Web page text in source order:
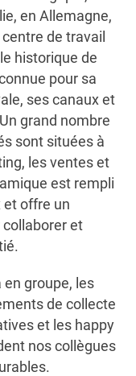
en Allemagne,
de travail
historique de
pour sa
ses canaux et
grand nombre
sont situées à
les ventes et
est rempli
offre un
et
en groupe, les
de collecte
et les happy
nos collègues